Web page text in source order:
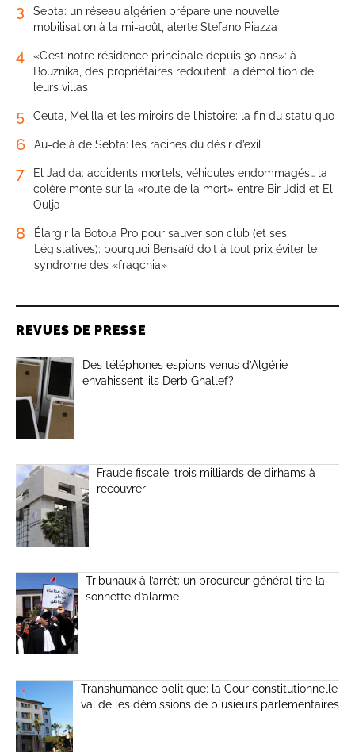
3
Sebta: un réseau algérien prépare une nouvelle
mobilisation à la mi-août, alerte Stefano Piazza
4
«C’est notre résidence principale depuis 30 ans»: à
Bouznika, des propriétaires redoutent la démolition de
leurs villas
5 Ceuta, Melilla et les miroirs de l’histoire: la fin du statu quo
6 Au-delà de Sebta: les racines du désir d’exil
7
El Jadida: accidents mortels, véhicules endommagés… la
colère monte sur la «route de la mort» entre Bir Jdid et El
Oulja
8
Élargir la Botola Pro pour sauver son club (et ses
Législatives): pourquoi Bensaïd doit à tout prix éviter le
syndrome des «fraqchia»
REVUES DE PRESSE
Des téléphones espions venus d’Algérie
envahissent-ils Derb Ghallef?
Fraude fiscale: trois milliards de dirhams à
recouvrer
Tribunaux à l’arrêt: un procureur général tire la
sonnette d’alarme
Transhumance politique: la Cour constitutionnelle
valide les démissions de plusieurs parlementaires